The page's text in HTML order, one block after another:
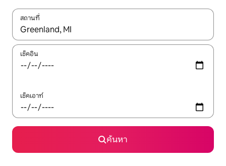
สถานที่
ใช้ลูกศรขึ้นลง หรือใช้การสัมผัสหรือปัด เพื่อสำรวจผลการค้นหา
เช็คอิน
เช็คเอาท์
ค้นหา